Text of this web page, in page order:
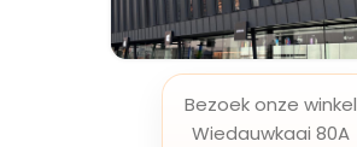
Bezoek onze winkel
Wiedauwkaai 80A